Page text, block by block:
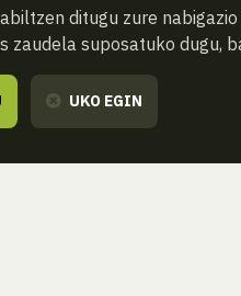
ditugu zure
zaudela suposatuko dugu,
UKO EGIN